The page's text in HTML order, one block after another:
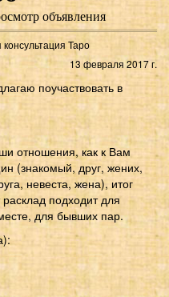
объявления
Таро
13 февраля 2017 г.
поучаствовать в
отношения, как к Вам
(знакомый, друг, жених,
невеста, жена), итог
подходит для
для бывших пар.